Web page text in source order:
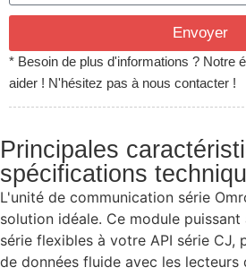
Envoyer
* Besoin de plus d'informations ? Notre
aider ! N'hésitez pas à nous contacter !
Principales
spécifications
L'unité de communication série
solution idéale. Ce module
série flexibles à votre API série CJ,
de données fluide avec les lecteurs